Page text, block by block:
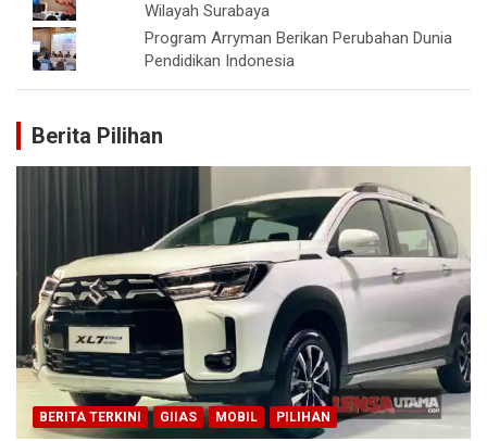
Wilayah Surabaya
Program Arryman Berikan Perubahan Dunia
Pendidikan Indonesia
Berita Pilihan
BERITA TERKINI GIIAS MOBIL PILIHAN